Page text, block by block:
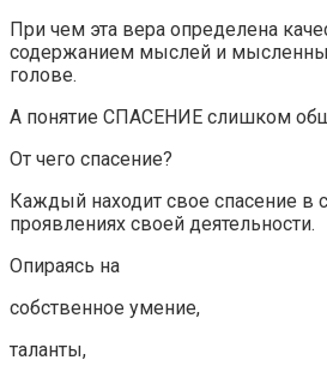
При чем эта вера определена
содержанием мыслей и
голове.
А понятие СПАСЕНИЕ слишком
От чего спасение?
Каждый находит свое спасение в
проявлениях своей деятельности.
Опираясь на
собственное умение,
таланты,